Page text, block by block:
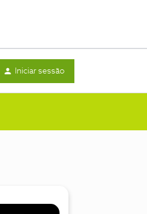
Iniciar sessão